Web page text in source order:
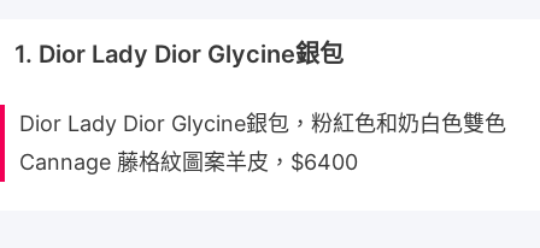
1. Dior Lady Dior Glycine銀包
Dior Lady Dior Glycine銀包，粉紅色和奶白色雙色
Cannage 藤格紋圖案羊皮，$6400